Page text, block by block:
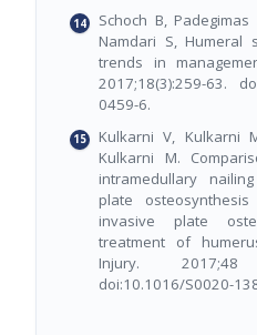
Schoch B,
Namdari S, Humeral
trends in
2017;18(3):259-63.
0459-6.
Kulkarni V, Kulkarni
Kulkarni M.
intramedullary
plate
invasive plate
treatment of
Injury.
doi:10.1016/S0020-